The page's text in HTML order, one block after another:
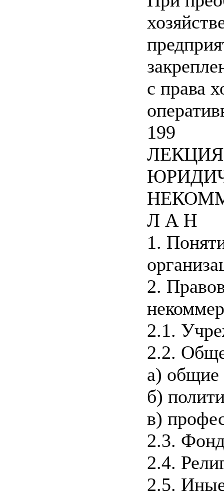
с права
199
ЛЕКЦИЯ
Л А Н
1.
2.
2.1.
2.2.
а) общие
б)
в)
2.3.
2.4.
2.5.